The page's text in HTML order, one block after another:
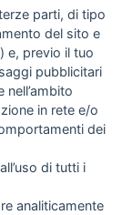
parti, di tipo
del sito e
e, previo il tuo
pubblicitari
in rete e/o
dei
di tutti i
analiticamente